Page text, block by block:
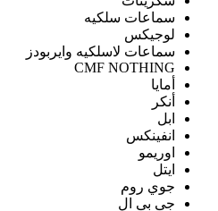
سماعات سلكيه
لوجيكس
سماعات لاسلكيه وايربودز
CMF NOTHING
أمايا
أنكر
ابل
انفينكس
اوريمو
ايتل
جوي روم
جى بى ال